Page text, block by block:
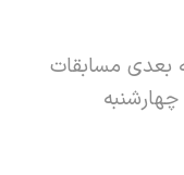
بعدی مسابقات